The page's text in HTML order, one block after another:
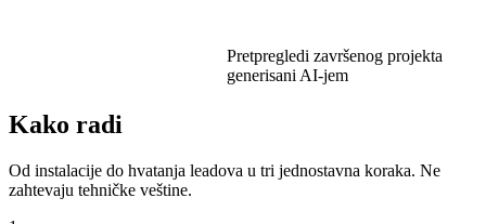
Pretpregledi završenog projekta
generisani AI-jem
Kako radi
Od instalacije do hvatanja leadova u tri jednostavna koraka. Ne
zahtevaju tehničke veštine.